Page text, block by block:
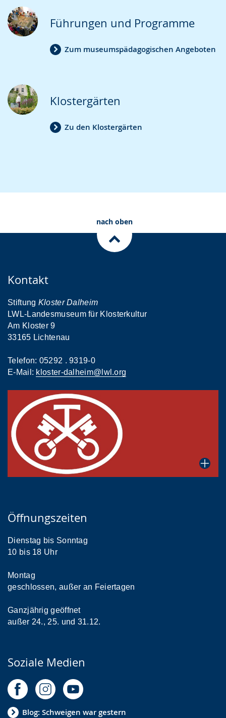
Führungen und Programme
Zum museumspädagogischen Angeboten
Klostergärten
Zu den Klostergärten
nach oben
Kontakt
Stiftung Kloster Dalheim
LWL-Landesmuseum für Klosterkultur
Am Kloster 9
33165 Lichtenau
Telefon: 05292 . 9319-0
E-Mail: kloster-dalheim@lwl.org
Öffnungszeiten
Dienstag bis Sonntag
10 bis 18 Uhr
Montag
geschlossen, außer an Feiertagen
Ganzjährig geöffnet
außer 24., 25. und 31.12.
Soziale Medien
Blog: Schweigen war gestern